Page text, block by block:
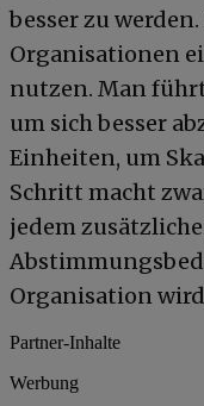
besser zu
Organisationen
nutzen. Man
um sich besser
Einheiten, um
Schritt macht
jedem
Organisation
Partner-Inhalte
Werbung